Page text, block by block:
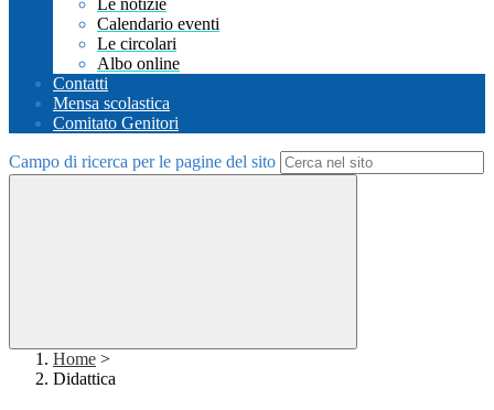
Le notizie
Calendario eventi
Le circolari
Albo online
Contatti
Mensa scolastica
Comitato Genitori
Campo di ricerca per le pagine del sito
Home >
Didattica